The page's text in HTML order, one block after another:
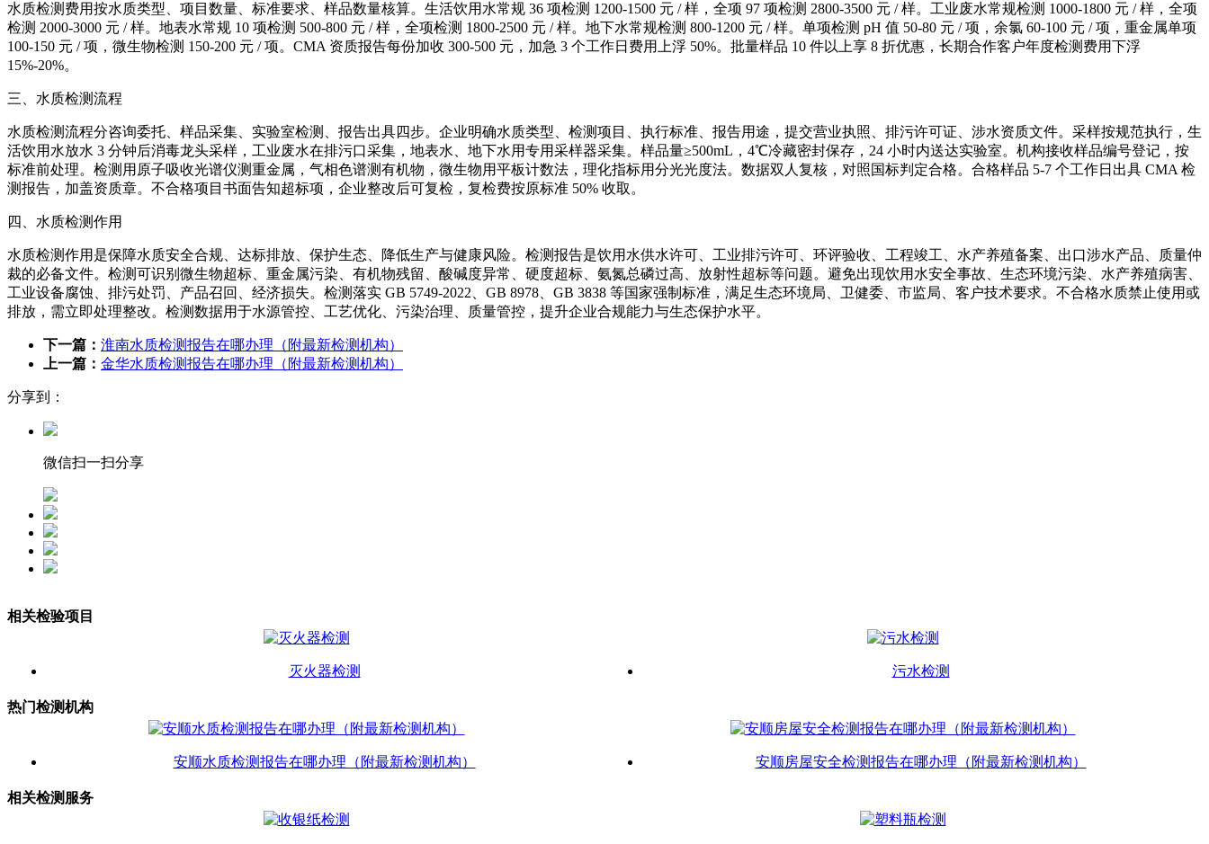
水质检测费用按水质类型、项目数量、标准要求、样品数量核算。生活饮用水常规 36 项检测 1200-1500 元 / 样，全项 97 项检测 2800-3500 元 / 样。工业废水常规检测 1000-1800 元 / 样，全项
检测 2000-3000 元 / 样。地表水常规 10 项检测 500-800 元 / 样，全项检测 1800-2500 元 / 样。地下水常规检测 800-1200 元 / 样。单项检测 pH 值 50-80 元 / 项，余氯 60-100 元 / 项，重金属单项
100-150 元 / 项，微生物检测 150-200 元 / 项。CMA 资质报告每份加收 300-500 元，加急 3 个工作日费用上浮 50%。批量样品 10 件以上享 8 折优惠，长期合作客户年度检测费用下浮
15%-20%。
三、水质检测流程
水质检测流程分咨询委托、样品采集、实验室检测、报告出具四步。企业明确水质类型、检测项目、执行标准、报告用途，提交营业执照、排污许可证、涉水资质文件。采样按规范执行，生
活饮用水放水 3 分钟后消毒龙头采样，工业废水在排污口采集，地表水、地下水用专用采样器采集。样品量≥500mL，4℃冷藏密封保存，24 小时内送达实验室。机构接收样品编号登记，按
标准前处理。检测用原子吸收光谱仪测重金属，气相色谱测有机物，微生物用平板计数法，理化指标用分光光度法。数据双人复核，对照国标判定合格。合格样品 5-7 个工作日出具 CMA 检
测报告，加盖资质章。不合格项目书面告知超标项，企业整改后可复检，复检费按原标准 50% 收取。
四、水质检测作用
水质检测作用是保障水质安全合规、达标排放、保护生态、降低生产与健康风险。检测报告是饮用水供水许可、工业排污许可、环评验收、工程竣工、水产养殖备案、出口涉水产品、质量仲
裁的必备文件。检测可识别微生物超标、重金属污染、有机物残留、酸碱度异常、硬度超标、氨氮总磷过高、放射性超标等问题。避免出现饮用水安全事故、生态环境污染、水产养殖病害、
工业设备腐蚀、排污处罚、产品召回、经济损失。检测落实 GB 5749-2022、GB 8978、GB 3838 等国家强制标准，满足生态环境局、卫健委、市监局、客户技术要求。不合格水质禁止使用或
排放，需立即处理整改。检测数据用于水源管控、工艺优化、污染治理、质量管控，提升企业合规能力与生态保护水平。
下一篇： 淮南水质检测报告在哪办理（附最新检测机构）
上一篇： 金华水质检测报告在哪办理（附最新检测机构）
分享到：
微信扫一扫分享
相关检验项目
灭火器检测 污水检测
热门检测机构
安顺水质检测报告在哪办理（附最新检测机构） 安顺房屋安全检测报告在哪办理（附最新检测机构）
相关检测服务